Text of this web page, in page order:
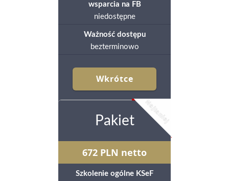
wsparcia na FB
niedostępne
Ważność dostępu
bezterminowo
Wkrótce
Najtaniej
Pakiet
672 PLN netto
Szkolenie ogólne KSeF